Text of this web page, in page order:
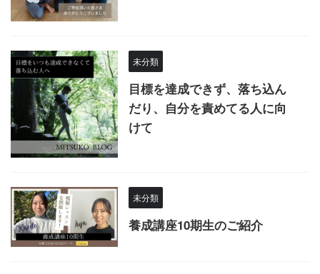
未分類
目標を達成できず、落ち込ん
だり、自分を責めてる人に向
けて
未分類
養成講座10期生のご紹介